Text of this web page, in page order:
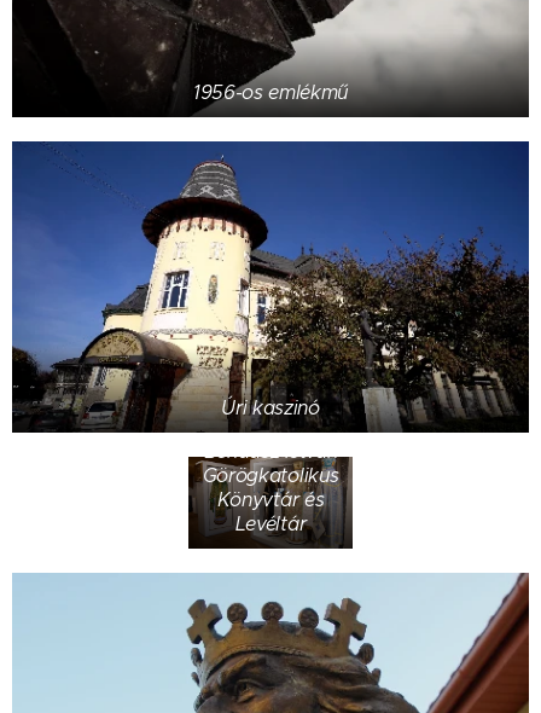
1956-os emlékmű
Úri kaszinó
Bendász István
Görögkatolikus
Könyvtár és
Levéltár